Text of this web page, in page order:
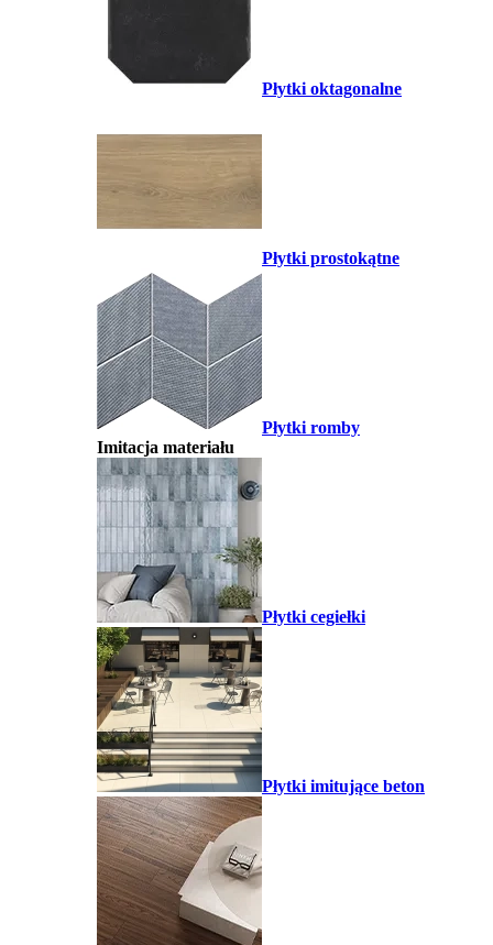
Płytki oktagonalne
Płytki prostokątne
Płytki romby
Imitacja materiału
Płytki cegiełki
Płytki imitujące beton